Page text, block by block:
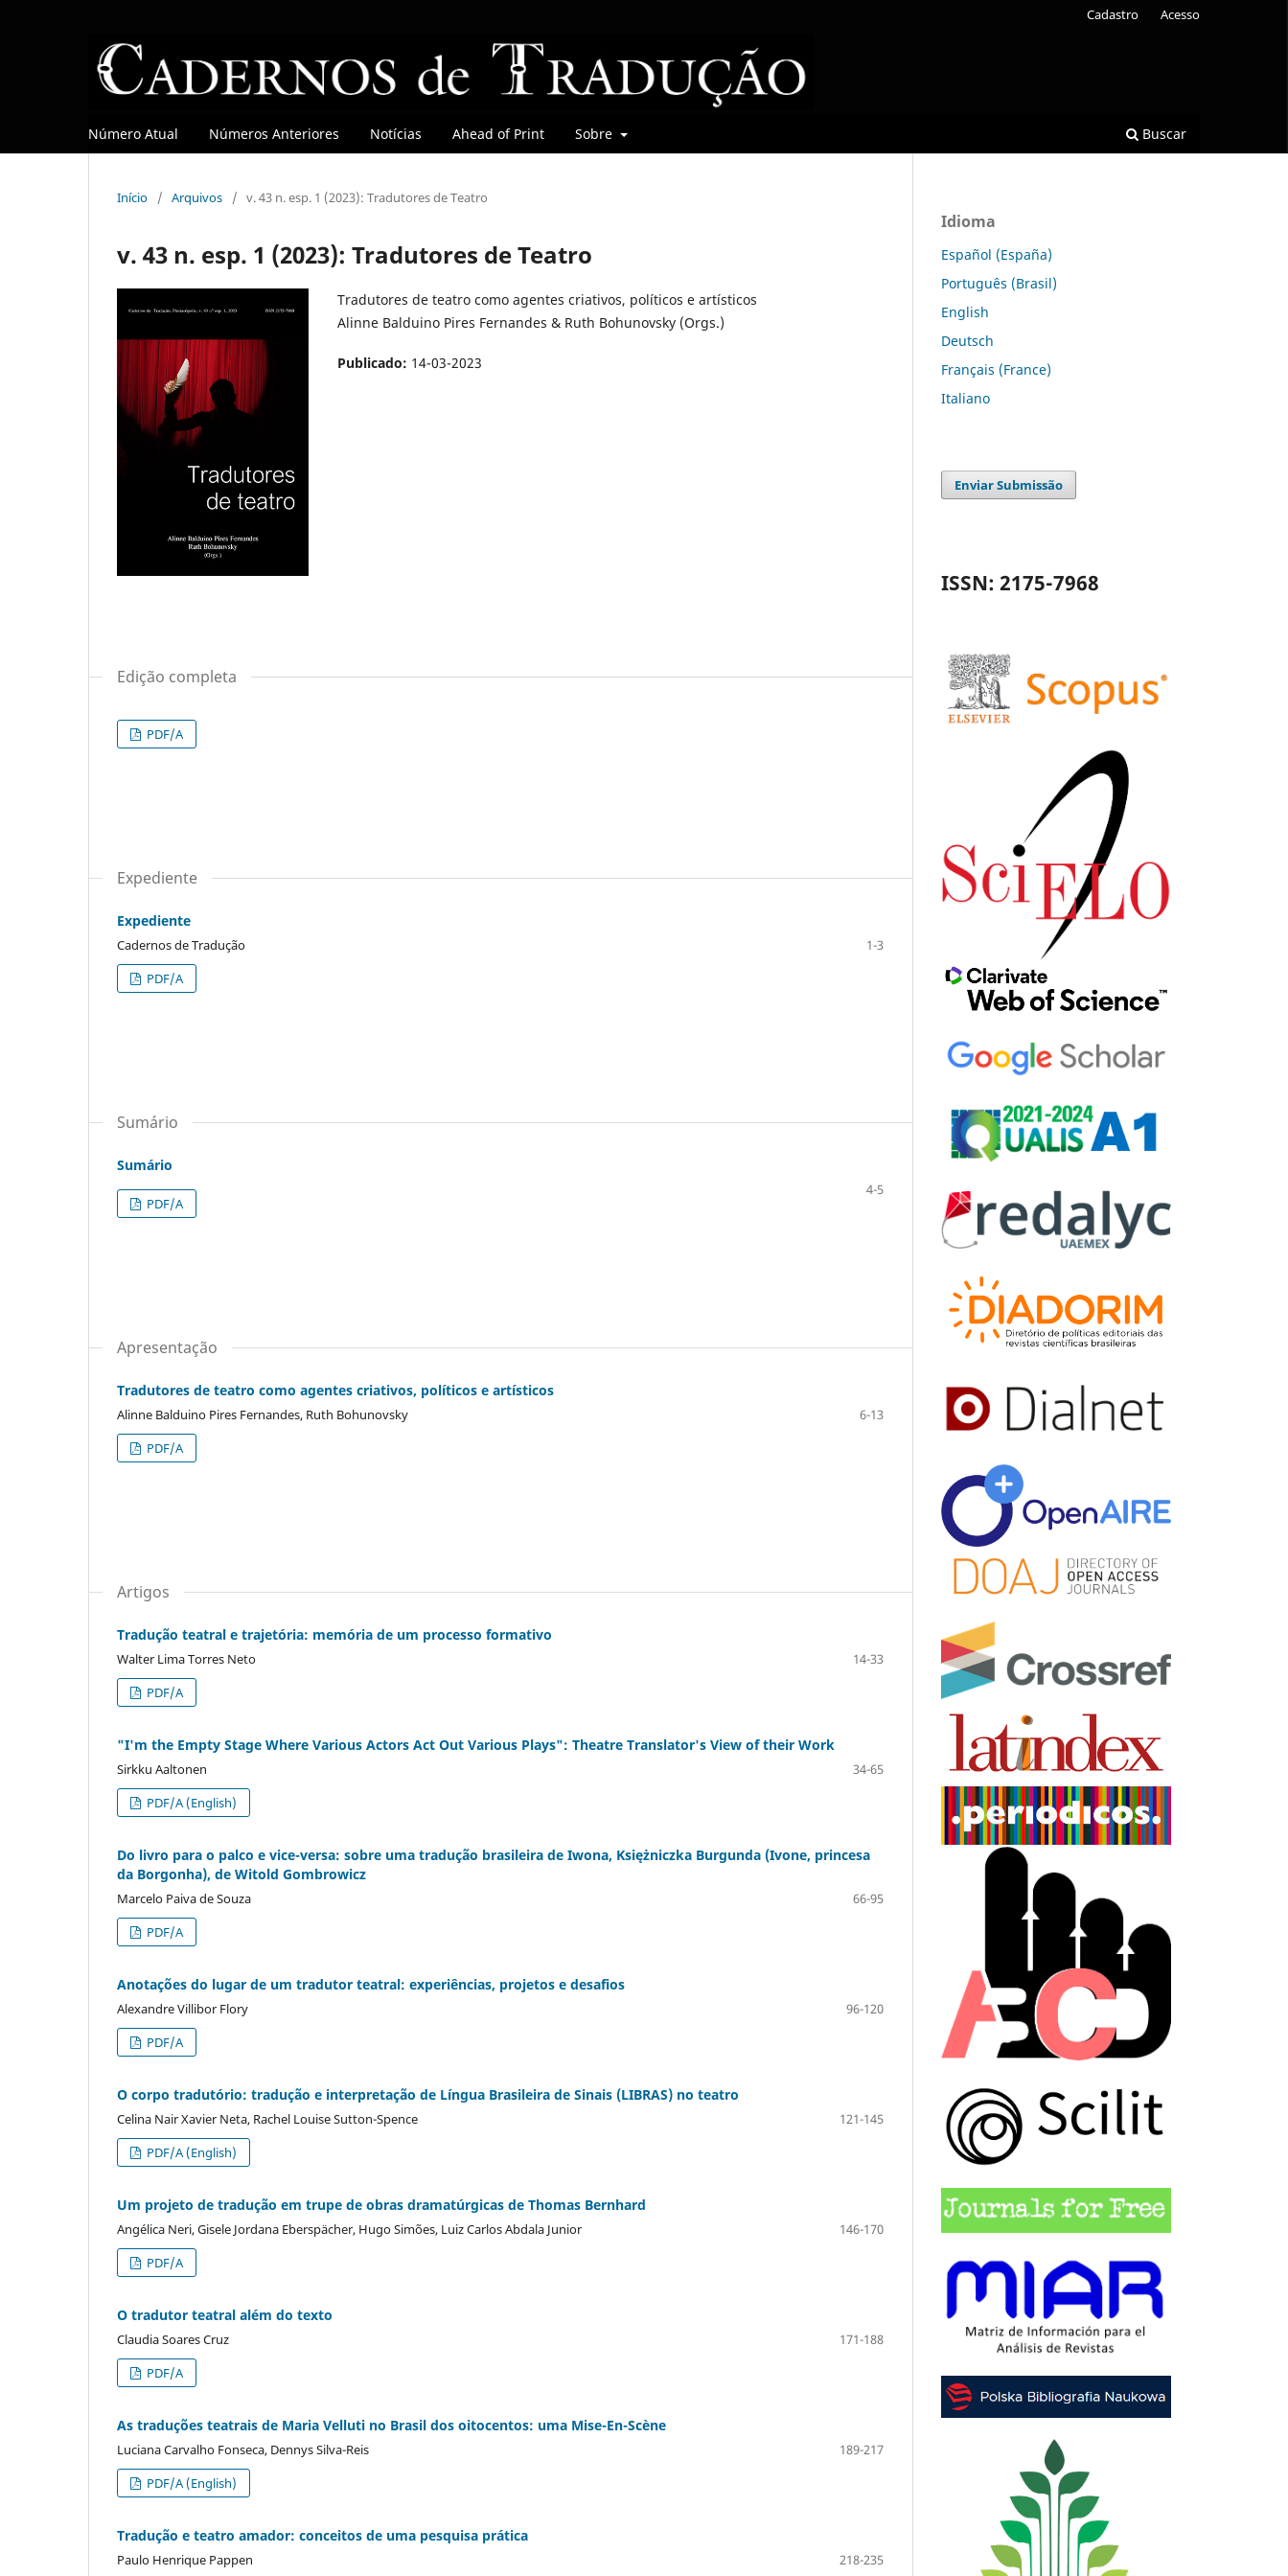
Número Atual Números Anteriores Notícias Ahead of Print Sobre Buscar
Cadastro Acesso
Início / Arquivos / v. 43 n. esp. 1 (2023): Tradutores de Teatro
v. 43 n. esp. 1 (2023): Tradutores de Teatro
Tradutores de teatro como agentes criativos, políticos e artísticos
Alinne Balduino Pires Fernandes & Ruth Bohunovsky (Orgs.)
Publicado: 14-03-2023
Edição completa
PDF/A
Expediente
Expediente
Cadernos de Tradução
1-3
PDF/A
Sumário
Sumário
4-5
PDF/A
Apresentação
Tradutores de teatro como agentes criativos, políticos e artísticos
Alinne Balduino Pires Fernandes, Ruth Bohunovsky
6-13
PDF/A
Artigos
Tradução teatral e trajetória: memória de um processo formativo
Walter Lima Torres Neto
14-33
PDF/A
"I'm the Empty Stage Where Various Actors Act Out Various Plays": Theatre Translator's View of their Work
Sirkku Aaltonen
34-65
PDF/A (English)
Do livro para o palco e vice-versa: sobre uma tradução brasileira de Iwona, Księżniczka Burgunda (Ivone, princesa
da Borgonha), de Witold Gombrowicz
Marcelo Paiva de Souza
66-95
PDF/A
Anotações do lugar de um tradutor teatral: experiências, projetos e desafios
Alexandre Villibor Flory
96-120
PDF/A
O corpo tradutório: tradução e interpretação de Língua Brasileira de Sinais (LIBRAS) no teatro
Celina Nair Xavier Neta, Rachel Louise Sutton-Spence
121-145
PDF/A (English)
Um projeto de tradução em trupe de obras dramatúrgicas de Thomas Bernhard
Angélica Neri, Gisele Jordana Eberspächer, Hugo Simões, Luiz Carlos Abdala Junior
146-170
PDF/A
O tradutor teatral além do texto
Claudia Soares Cruz
171-188
PDF/A
As traduções teatrais de Maria Velluti no Brasil dos oitocentos: uma Mise-En-Scène
Luciana Carvalho Fonseca, Dennys Silva-Reis
189-217
PDF/A (English)
Tradução e teatro amador: conceitos de uma pesquisa prática
Paulo Henrique Pappen
218-235
Idioma
Español (España)
Português (Brasil)
English
Deutsch
Français (France)
Italiano
Enviar Submissão
ISSN: 2175-7968